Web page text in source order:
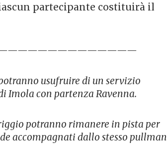
partecipante costituirà il
usufruire di un servizio
Imola con partenza Ravenna.
potranno rimanere in pista per
accompagnati dallo stesso pullman